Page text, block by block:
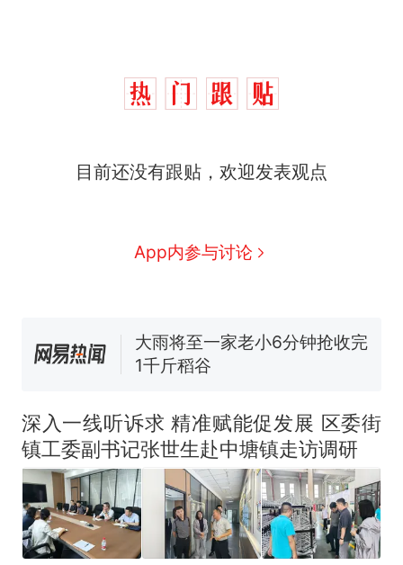
目前还没有跟贴，欢迎发表观点
App内参与讨论
热
十多万人报名的考试，成绩
家，刚改国名，总统就邀请中
5万的小车卖不动，40万以上
的抢着买
大雨将至一家老小6分钟抢收完
1千斤稻谷
全部作废，公平么？
深入一线听诉求 精准赋能促发展 区委街
镇工委副书记张世生赴中塘镇走访调研